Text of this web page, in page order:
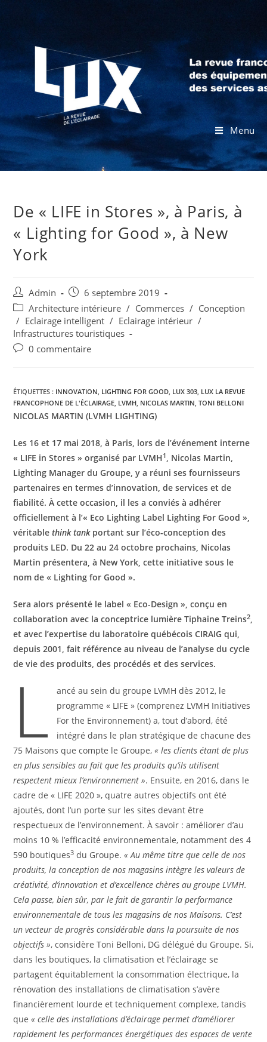
Menu
De « LIFE in Stores », à Paris, à
« Lighting for Good », à New
York
Admin
6 septembre 2019
Architecture intérieure / Commerces / Conception
/ Eclairage intelligent / Eclairage intérieur /
Infrastructures touristiques
0 commentaire
ÉTIQUETTES : INNOVATION, LIGHTING FOR GOOD, LUX 303, LUX LA REVUE
FRANCOPHONE DE L'ÉCLAIRAGE, LVMH, NICOLAS MARTIN, TONI BELLONI
NICOLAS MARTIN (LVMH LIGHTING)
Les 16 et 17 mai 2018, à Paris, lors de l’événement interne
« LIFE in Stores » organisé par LVMH1, Nicolas Martin,
Lighting Manager du Groupe, y a réuni ses fournisseurs
partenaires en termes d’innovation, de services et de
fiabilité. À cette occasion, il les a conviés à adhérer
officiellement à l’« Eco Lighting Label Lighting For Good »,
véritablethink tank portant sur l’éco-conception des
produits LED. Du 22 au 24 octobre prochains, Nicolas
Martin présentera, à New York, cette initiative sous le
nom de « Lighting for Good ».
Sera alors présenté le label « Eco-Design », conçu en
collaboration avec la conceptrice lumière Tiphaine Treins2,
et avec l’expertise du laboratoire québécois CIRAIG qui,
depuis 2001, fait référence au niveau de l’analyse du cycle
de vie des produits, des procédés et des services.
L
ancé au sein du groupe LVMH dès 2012, le
programme « LIFE » (comprenez LVMH Initiatives
For the Environnement) a, tout d’abord, été
intégré dans le plan stratégique de chacune des
75 Maisons que compte le Groupe,« les clients étant de plus
en plus sensibles au fait que les produits qu’ils utilisent
respectent mieux l’environnement ». Ensuite, en 2016, dans le
cadre de « LIFE 2020 », quatre autres objectifs ont été
ajoutés, dont l’un porte sur les sites devant être
respectueux de l’environnement. À savoir : améliorer d’au
moins 10 % l’efficacité environnementale, notamment des 4
590 boutiques3 du Groupe.« Au même titre que celle de nos
produits, la conception de nos magasins intègre les valeurs de
créativité, d’innovation et d’excellence chères au groupe LVMH.
Cela passe, bien sûr, par le fait de garantir la performance
environnementale de tous les magasins de nos Maisons. C’est
un vecteur de progrès considérable dans la poursuite de nos
objectifs », considère Toni Belloni, DG délégué du Groupe. Si,
dans les boutiques, la climatisation et l’éclairage se
partagent équitablement la consommation électrique, la
rénovation des installations de climatisation s’avère
financièrement lourde et techniquement complexe, tandis
que« celle des installations d’éclairage permet d’améliorer
rapidement les performances énergétiques des espaces de vente